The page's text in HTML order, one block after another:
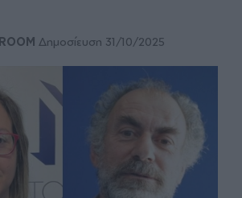
Δημοσίευση 31/10/2025